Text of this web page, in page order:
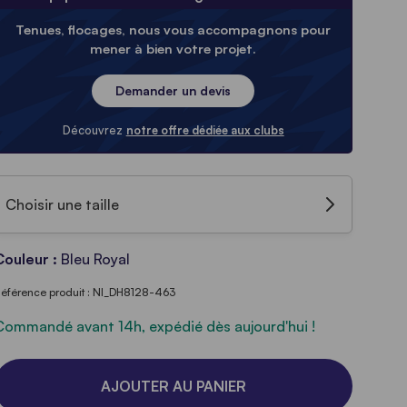
Tenues, flocages, nous vous accompagnons pour
mener à bien votre projet.
Demander un devis
Découvrez notre offre dédiée aux clubs
Choisir une taille
: Bleu Royal
produit : NI_DH8128-463
avant 14h, expédié dès aujourd'hui !
AJOUTER AU PANIER